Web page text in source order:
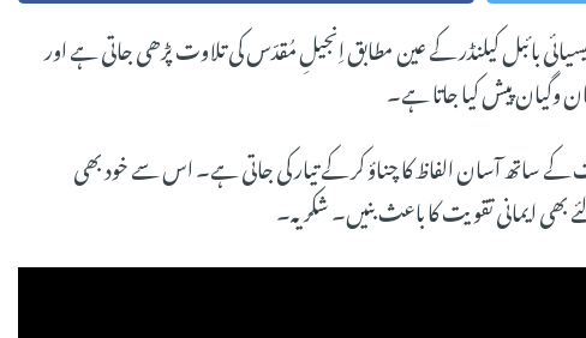
بائبل کیلنڈر کے عین مطابق اِنجیلِ مُقدّس کی تلاوت پڑھی جاتی ہے اور
پیش کیا جاتا ہے۔
ساتھ آسان الفاظ کا چناؤ کر کے تیار کی جاتی ہے۔ اس سے خود بھی
ایمانی تقویت کا باعث بنیں۔ شکریہ۔